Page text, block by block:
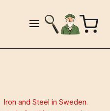
Iron and Steel in Sweden.